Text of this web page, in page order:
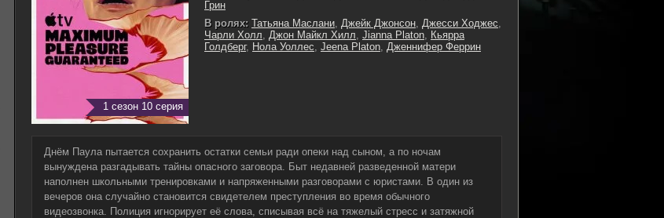
1 сезон 10 серия
Грин
В ролях: Татьяна Маслани, Джейк Джонсон, Джесси Ходжес,
Чарли Холл, Джон Майкл Хилл, Jianna Platon, Кьярра
Голдберг, Нола Уоллес, Jeena Platon, Дженнифер Феррин
Днём Паула пытается сохранить остатки семьи ради опеки над сыном, а по ночам
вынуждена разгадывать тайны опасного заговора. Быт недавней разведенной матери
наполнен школьными тренировками и напряженными разговорами с юристами. В один из
вечеров она случайно становится свидетелем преступления во время обычного
видеозвонка. Полиция игнорирует её слова, списывая всё на тяжелый стресс и затяжной